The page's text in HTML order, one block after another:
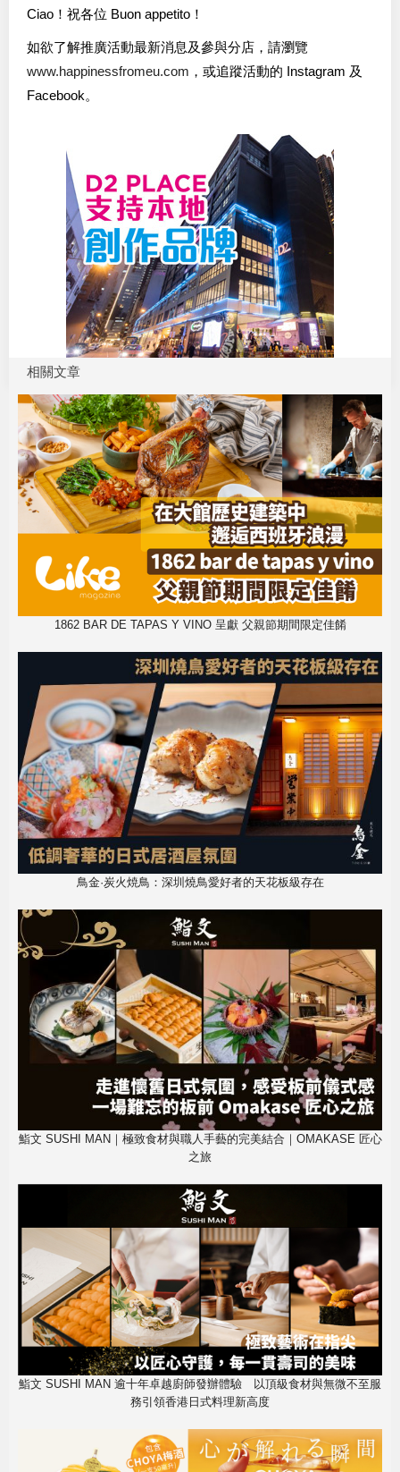
Ciao！祝各位 Buon appetito！
如欲了解推廣活動最新消息及參與分店，請瀏覽
www.happinessfromeu.com ，或追蹤活動的 Instagram 及
Facebook。
相關文章
1862 BAR DE TAPAS Y VINO 呈獻 父親節期間限定佳餚
鳥金·炭火焼鳥：深圳燒鳥愛好者的天花板級存在
鮨文 SUSHI MAN｜極致食材與職人手藝的完美結合｜OMAKASE 匠心
之旅
鮨文 SUSHI MAN 逾十年卓越廚師發辦體驗 以頂級食材與無微不至服
務引領香港日式料理新高度